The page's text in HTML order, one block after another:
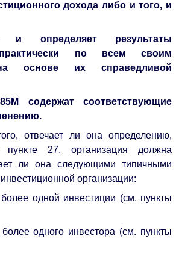
дохода либо и того, и
и определяет результаты
практически по всем своим
основе их справедливой
содержат соответствующие
отвечает ли она определению,
пункте 27, организация должна
ли она следующими типичными
организации:
одной инвестиции (см. пункты
одного инвестора (см. пункты